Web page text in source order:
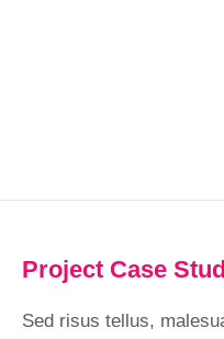
Project Case
Sed risus tellus,